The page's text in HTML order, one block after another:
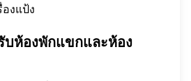
งแป้ง
บห้องพักแขกและห้อง